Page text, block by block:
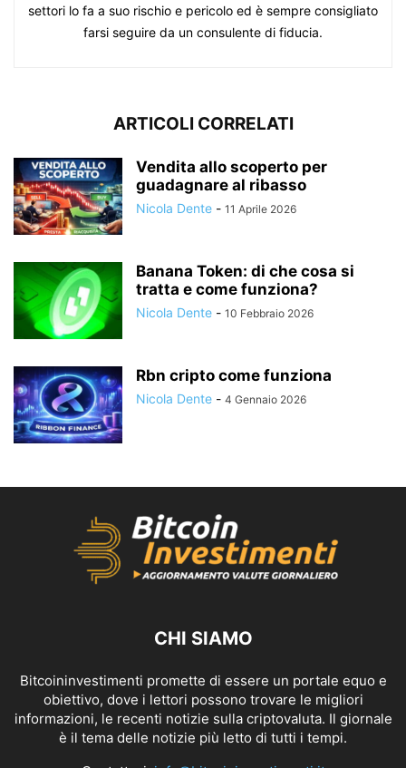
settori lo fa a suo rischio e pericolo ed è sempre consigliato
farsi seguire da un consulente di fiducia.
ARTICOLI CORRELATI
Vendita allo scoperto per
guadagnare al ribasso
Nicola Dente - 11 Aprile 2026
Banana Token: di che cosa si
tratta e come funziona?
Nicola Dente - 10 Febbraio 2026
Rbn cripto come funziona
Nicola Dente - 4 Gennaio 2026
CHI SIAMO
Bitcoininvestimenti promette di essere un portale equo e
obiettivo, dove i lettori possono trovare le migliori
informazioni, le recenti notizie sulla criptovaluta. Il giornale
è il tema delle notizie più letto di tutti i tempi.